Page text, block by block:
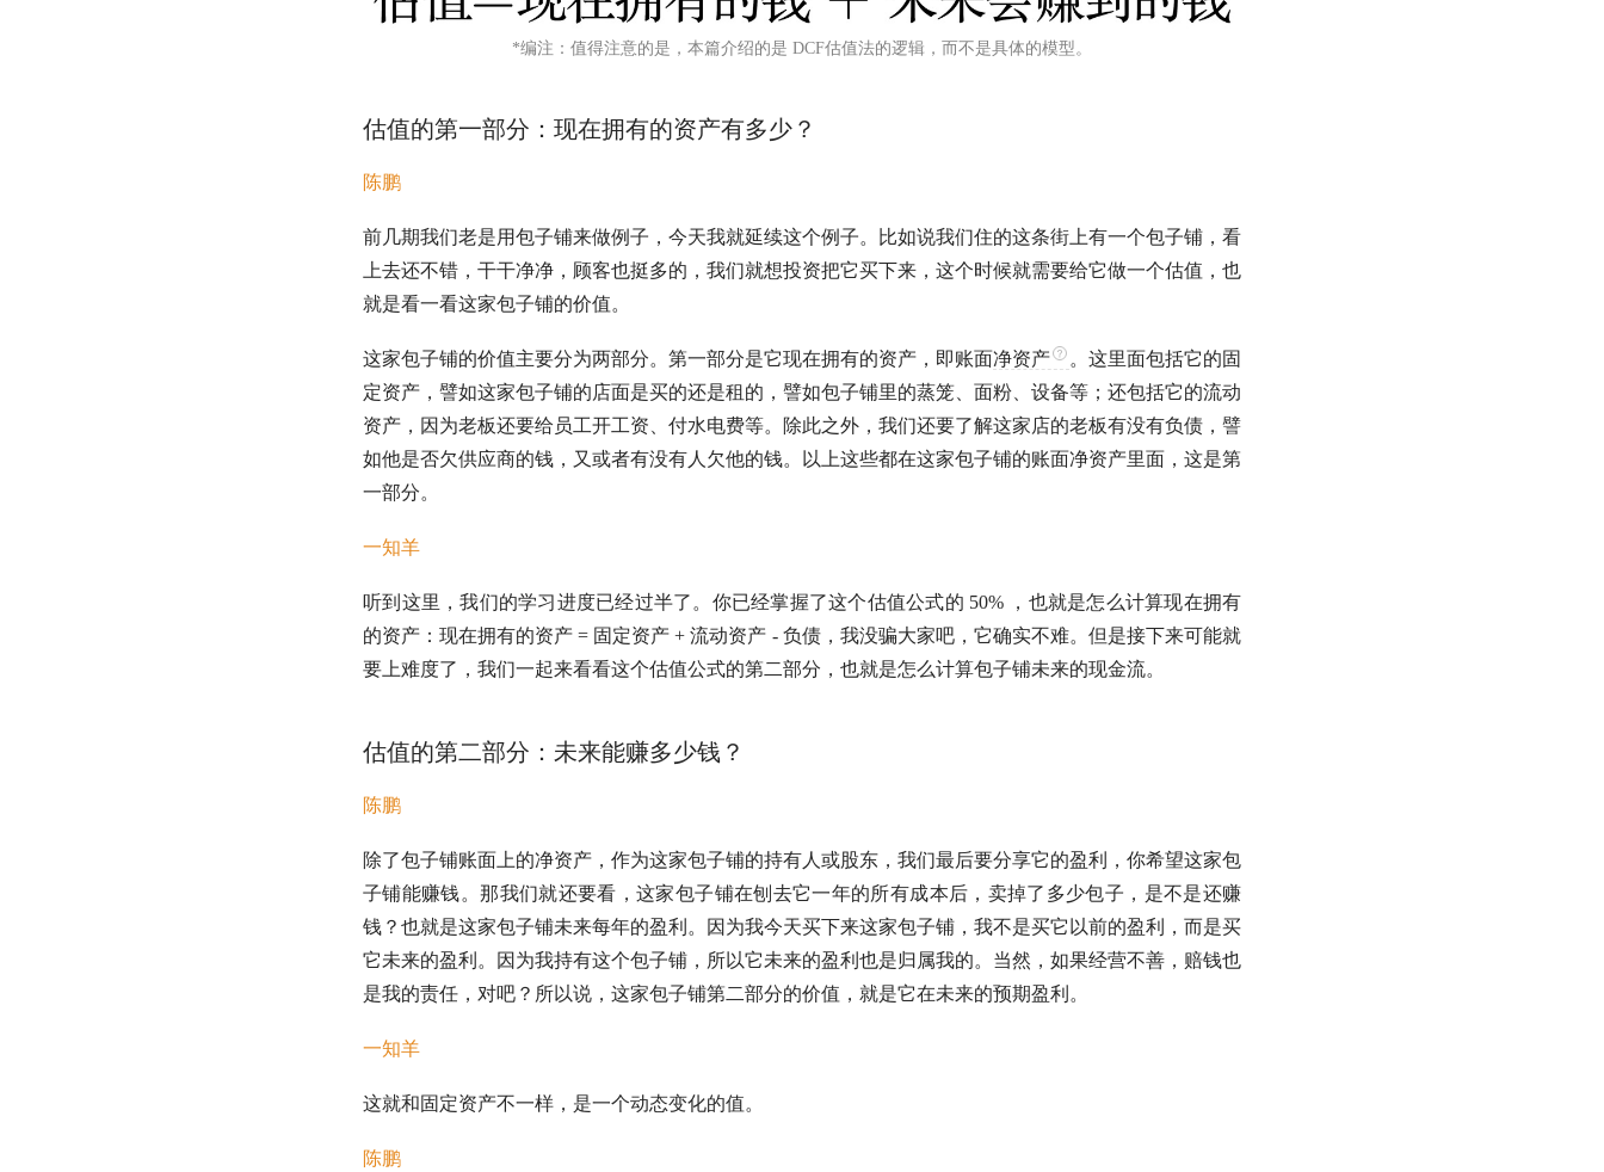
*编注：值得注意的是，本篇介绍的是 DCF估值法的逻辑，而不是具体的模型。
估值的第一部分：现在拥有的资产有多少？
陈鹏
前几期我们老是用包子铺来做例子，今天我就延续这个例子。比如说我们住的这条街上有一个包子铺，看
上去还不错，干干净净，顾客也挺多的，我们就想投资把它买下来，这个时候就需要给它做一个估值 ，也
就是看一看这家包子铺的价值。
这家包子铺的价值主要分为两部分。第一部分是它现在拥有的资产，即账面净资产
。这里面包括它的固
定资产，譬如这家包子铺的店面是买的还是租的，譬如包子铺里的蒸笼、面粉、设备等；还包括它的流动
资产，因为老板还要给员工开工资、付水电费等。除此之外，我们还要了解这家店的老板有没有负债，譬
如他是否欠供应商的钱，又或者有没有人欠他的钱。以上这些都在这家包子铺的账面净资产里面，这是第
一部分。
一知羊
听到这里，我们的学习进度已经过半了。你已经掌握了这个估值公式的 50% ，也就是怎么计算现在拥有
的资产：现在拥有的资产 = 固定资产 + 流动资产 - 负债，我没骗大家吧，它确实不难。但是接下来可能就
要上难度了，我们一起来看看这个估值公式的第二部分，也就是怎么计算包子铺未来的现金流。
估值的第二部分：未来能赚多少钱？
陈鹏
除了包子铺账面上的净资产 ，作为这家包子铺的持有人或股东，我们最后要分享它的盈利，你希望这家包
子铺能赚钱。那我们就还要看，这家包子铺在刨去它一年的所有成本后，卖掉了多少包子，是不是还赚
钱？也就是这家包子铺未来每年的盈利。因为我今天买下来这家包子铺，我不是买它以前的盈利，而是买
它未来的盈利。因为我持有这个包子铺，所以它未来的盈利也是归属我的。当然，如果经营不善，赔钱也
是我的责任，对吧？所以说，这家包子铺第二部分的价值，就是它在未来的预期盈利。
一知羊
这就和固定资产不一样，是一个动态变化的值。
陈鹏